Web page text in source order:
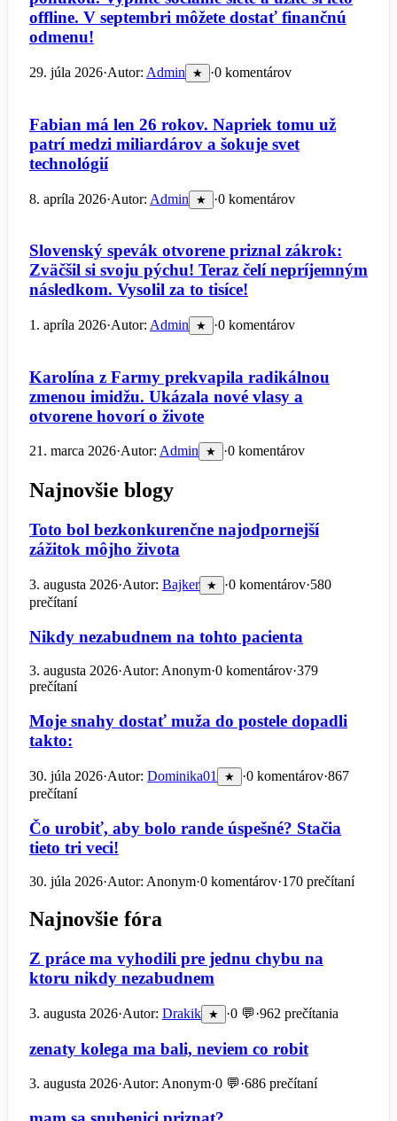
offline. V septembri môžete dostať finančnú
odmenu!
29. júla 2026·Autor: Admin ★ ·0 komentárov
Fabian má len 26 rokov. Napriek tomu už
patrí medzi miliardárov a šokuje svet
technológií
8. apríla 2026·Autor: Admin ★ ·0 komentárov
Slovenský spevák otvorene priznal zákrok:
Zväčšil si svoju pýchu! Teraz čelí nepríjemným
následkom. Vysolil za to tisíce!
1. apríla 2026·Autor: Admin ★ ·0 komentárov
Karolína z Farmy prekvapila radikálnou
zmenou imidžu. Ukázala nové vlasy a
otvorene hovorí o živote
21. marca 2026·Autor: Admin ★ ·0 komentárov
Najnovšie blogy
Toto bol bezkonkurenčne najodpornejší
zážitok môjho života
3. augusta 2026·Autor: Bajker ★ ·0 komentárov·580
prečítaní
Nikdy nezabudnem na tohto pacienta
3. augusta 2026·Autor: Anonym·0 komentárov·379
prečítaní
Moje snahy dostať muža do postele dopadli
takto:
30. júla 2026·Autor: Dominika01 ★ ·0 komentárov·867
prečítaní
Čo urobiť, aby bolo rande úspešné? Stačia
tieto tri veci!
30. júla 2026·Autor: Anonym·0 komentárov·170 prečítaní
Najnovšie fóra
Z práce ma vyhodili pre jednu chybu na
ktoru nikdy nezabudnem
3. augusta 2026·Autor: Drakik ★ ·0 💬·962 prečítania
zenaty kolega ma bali, neviem co robit
3. augusta 2026·Autor: Anonym·0 💬·686 prečítaní